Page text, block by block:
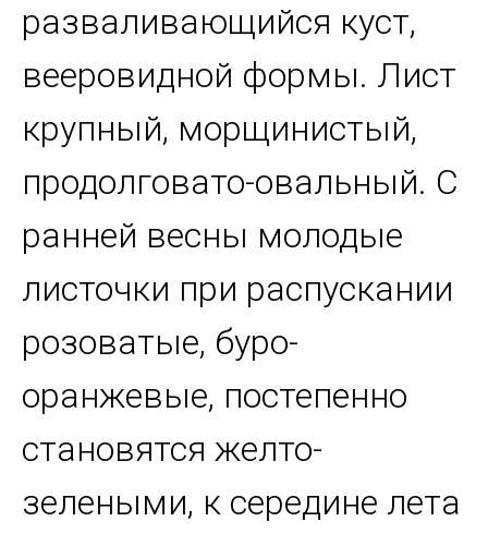
разваливающийся куст,
вееровидной формы. Лист
крупный, морщинистый,
продолговато-овальный. С
ранней весны молодые
листочки при распускании
розоватые, буро-
оранжевые, постепенно
становятся желто-
зелеными, к середине лета